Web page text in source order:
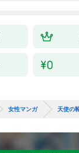
女性マンガ 天使の